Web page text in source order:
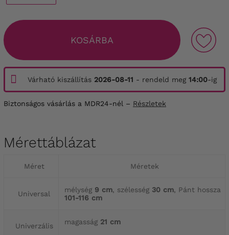
KOSÁRBA
Várható kiszállítás 2026-08-11 - rendeld meg 14:00-ig
Biztonságos vásárlás a MDR24-nél – Részletek
Mérettáblázat
Méret Méretek
Universal mélység 9 cm, szélesség 30 cm, Pánt hossza
101-116 cm
Univerzális magasság 21 cm